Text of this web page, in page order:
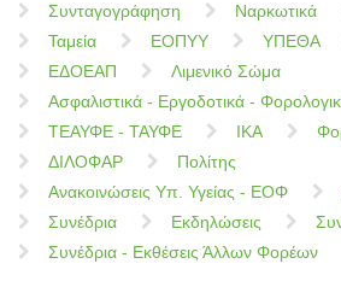
Συνταγογράφηση
Ναρκωτικά
Ταμεία
ΕΟΠΥΥ ΥΠΕΘΑ
ΕΔΟΕΑΠ
Λιμενικό Σώμα
Ασφαλιστικά - Εργοδοτικά -
ΤΕΑΥΦΕ - ΤΑΥΦΕ
ΙΚΑ
ΔΙΛΟΦΑΡ
Πολίτης
Ανακοινώσεις Υπ. Υγείας - ΕΟΦ
Συνέδρια
Εκδηλώσεις
Συνέδρια - Εκθέσεις Άλλων Φορέων